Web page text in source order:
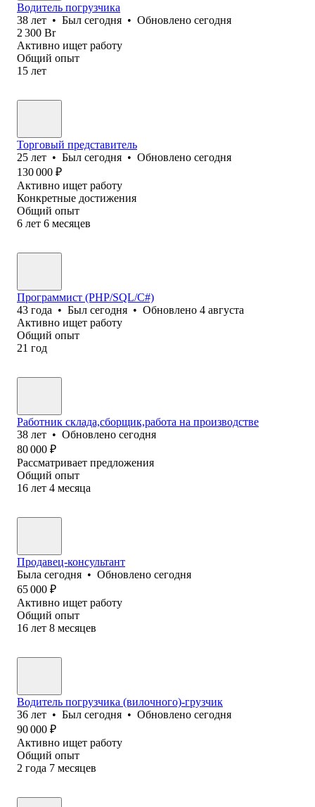
Водитель погрузчика
38 лет • Был сегодня • Обновлено сегодня
2 300 Br
Активно ищет работу
Общий опыт
15 лет
Торговый представитель
25 лет • Был сегодня • Обновлено сегодня
130 000 ₽
Активно ищет работу
Конкретные достижения
Общий опыт
6 лет 6 месяцев
Программист (PHP/SQL/C#)
43 года • Был сегодня • Обновлено 4 августа
Активно ищет работу
Общий опыт
21 год
Работник склада,сборщик,работа на производстве
38 лет • Обновлено сегодня
80 000 ₽
Рассматривает предложения
Общий опыт
16 лет 4 месяца
Продавец-консультант
Была сегодня • Обновлено сегодня
65 000 ₽
Активно ищет работу
Общий опыт
16 лет 8 месяцев
Водитель погрузчика (вилочного)-грузчик
36 лет • Был сегодня • Обновлено сегодня
90 000 ₽
Активно ищет работу
Общий опыт
2 года 7 месяцев